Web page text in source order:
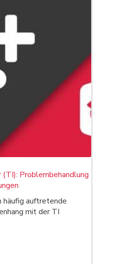
Problembehandlung
häufig auftretende
mit der TI